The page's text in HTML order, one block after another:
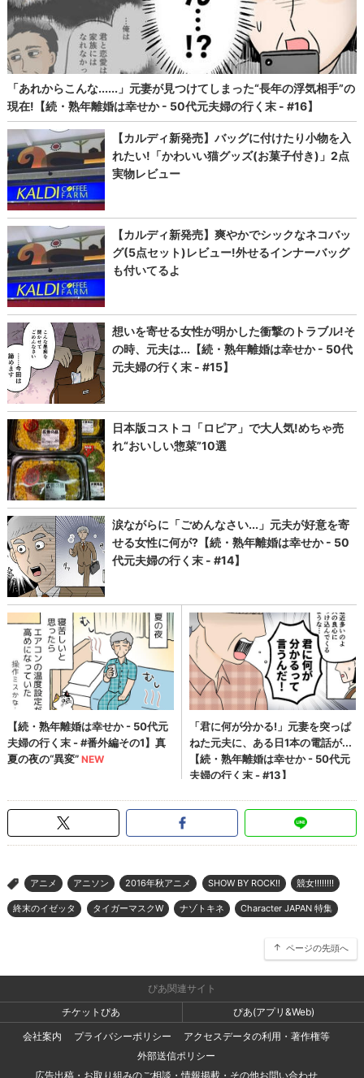
> アニメ アニソン 2016年秋アニメ SHOW BY ROCK!! 競女!!!!!!!!
終末のイゼッタ タイガーマスクW ナゾトキネ Character JAPAN 特集
ページの先頭へ
ぴあ関連サイト
チケットぴあ
ぴあ(アプリ&Web)
会社案内
プライバシーポリシー
アクセスデータの利用・著作権等
外部送信ポリシー
広告出稿・お取り組みのご相談・情報掲載・その他お問い合わせ